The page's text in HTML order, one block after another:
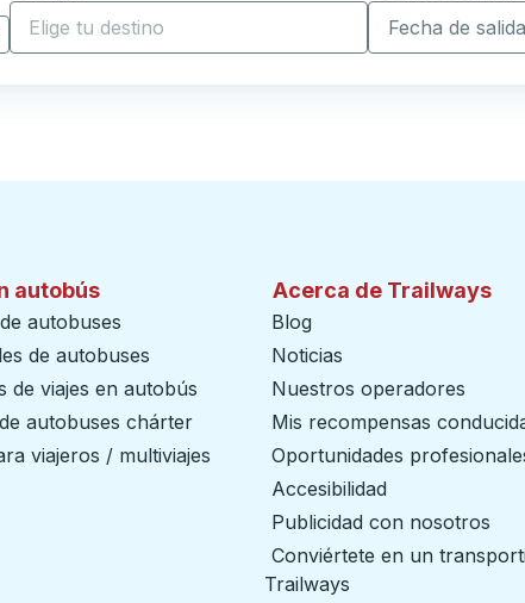
abrir las opciones de ubicación y luego use las
Comience a escribir la ciudad de destino para abrir las
autobús
autobuses
de autobuses
de viajes en autobús
autobuses chárter
viajeros / multiviajes
Acerca de Trailways
Blog
Noticias
Nuestros operadores
Mis recompensas
Oportunidades
Accesibilidad
Publicidad con nosotros
Conviértete en un
Trailways